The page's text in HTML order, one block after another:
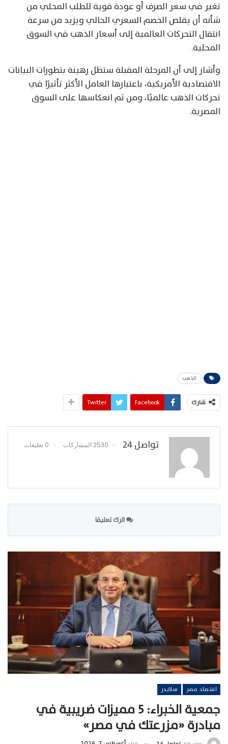
تغير في سعر الصرف أو عودة قوية للطلب المحلي من
شأنه أن يقلص الخصم السعري الحالي ويزيد من سرعة
انتقال التحركات العالمية إلى أسعار الذهب في السوق
المحلية.
وأشار إلى أن المرحلة المقبلة ستظل رهينة بتطورات البيانات
الاقتصادية الأمريكية، باعتبارها العامل الأكثر تأثيرًا في
تحركات الذهب عالميًا، ومن ثم انعكاسها على السوق
المصرية.
الذهب
شارك Facebook
Twitter
تواصل 24 2530 المشاركات 0 تعليقات
اترك تعليقا
اقتصاد مصر سلايدر
جمعية الخبراء: 5 مميزات ضريبية في
مبادرة «مزرعتك في مصر»